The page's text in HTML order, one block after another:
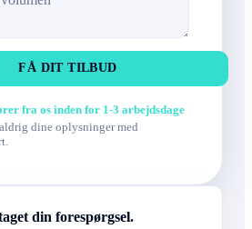
FÅ DIT TILBUD
fra os inden for 1-3 arbejdsdage
dine oplysninger med
din forespørgsel.